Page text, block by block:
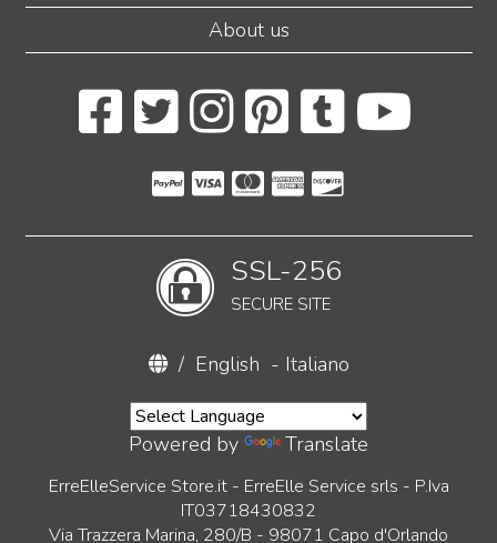
About us
SSL-256
SECURE SITE
/ English - Italiano
Powered by Translate
ErreElleService Store.it - ErreElle Service srls - P.Iva
IT03718430832
Via Trazzera Marina, 280/B - 98071 Capo d'Orlando